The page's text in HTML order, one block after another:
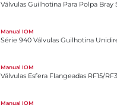
Válvulas Guilhotina Para Polpa
Manual IOM
Série 940 Válvulas Guilhotina
Manual IOM
Válvulas Esfera Flangeadas RF15/
Manual IOM